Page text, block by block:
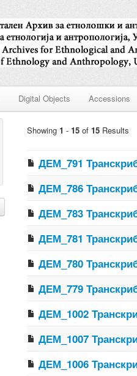
Digital Objects Accessions
Showing1 -15 of15 Results
ДЕМ_791
ДЕМ_786
ДЕМ_783
ДЕМ_781
ДЕМ_780
ДЕМ_779
ДЕМ_1002
ДЕМ_1007
ДЕМ_1006